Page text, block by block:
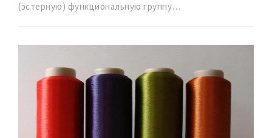
(эстерную) функциональную группу…